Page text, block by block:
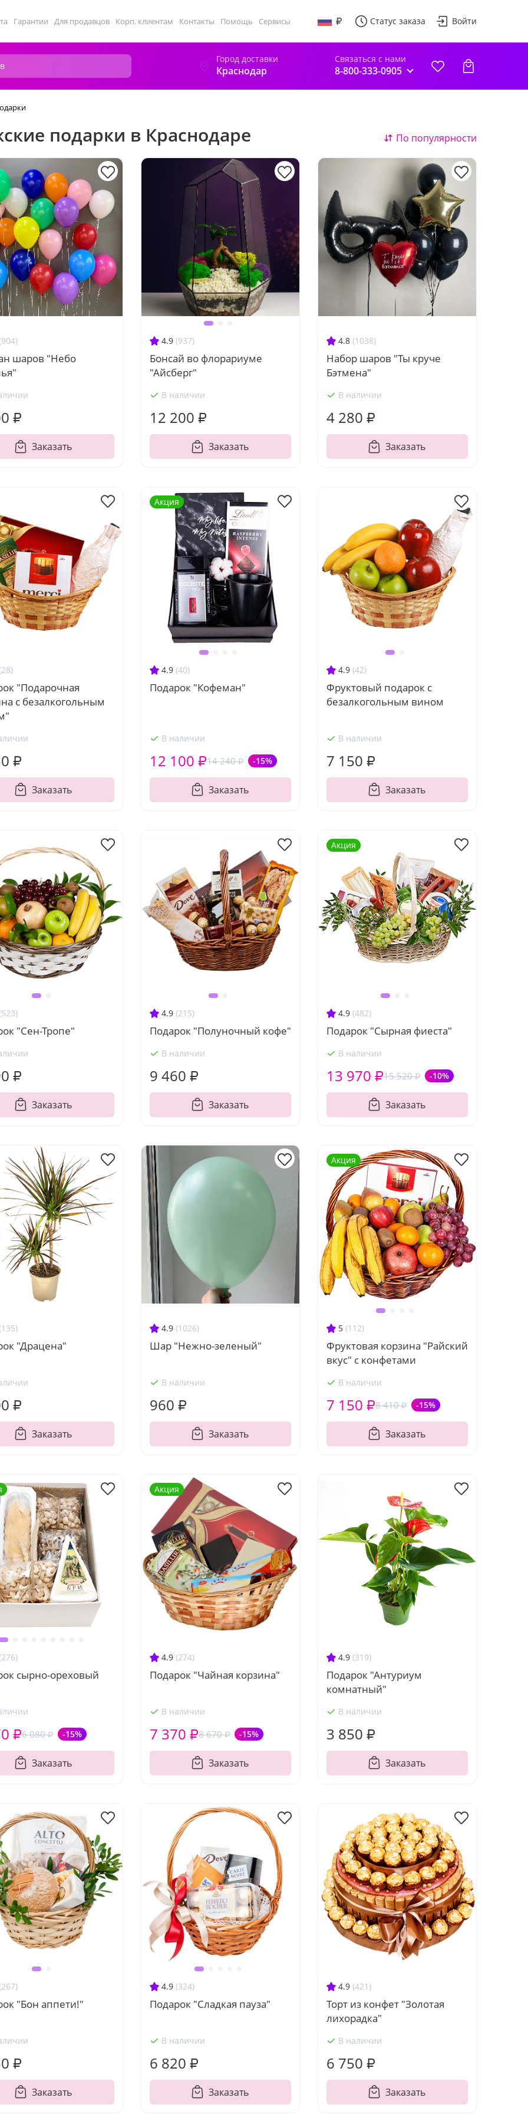
Гарантии Для продавцов Корп. клиентам Контакты Помощь Сервисы Статус заказа Войти
Город доставки
Краснодар
Связаться с нами
8-800-333-0905
подарки в Краснодаре По популярности
шаров "Небо
₽
Заказать
4.9 (937)
Бонсай во флорариуме
"Айсберг"
В наличии
12 200 ₽
Заказать
4.8 (1038)
Набор шаров "Ты круче
Бэтмена"
В наличии
4 280 ₽
Заказать
"Подарочная
с безалкогольным
₽
Заказать
4.9 (40)
Подарок "Кофеман"
В наличии
14 240 ₽ -15%
12 100 ₽
Заказать
Акция
4.9 (42)
Фруктовый подарок с
безалкогольным вином
В наличии
7 150 ₽
Заказать
"Сен-Тропе"
₽
Заказать
4.9 (215)
Подарок "Полуночный кофе"
В наличии
9 460 ₽
Заказать
4.9 (482)
Подарок "Сырная фиеста"
В наличии
15 520 ₽ -10%
13 970 ₽
Заказать
Акция
"Драцена"
₽
Заказать
4.9 (1026)
Шар "Нежно-зеленый"
В наличии
960 ₽
Заказать
5 (112)
Фруктовая корзина "Райский
вкус" с конфетами
В наличии
8 410 ₽ -15%
7 150 ₽
Заказать
Акция
сырно-ореховый
6 080 ₽ -15%
₽
Заказать
4.9 (274)
Подарок "Чайная корзина"
В наличии
8 670 ₽ -15%
7 370 ₽
Заказать
Акция
4.9 (319)
Подарок "Антуриум
комнатный"
В наличии
3 850 ₽
Заказать
"Бон аппети!"
₽
Заказать
4.9 (324)
Подарок "Сладкая пауза"
В наличии
6 820 ₽
Заказать
4.9 (421)
Торт из конфет "Золотая
лихорадка"
В наличии
6 750 ₽
Заказать